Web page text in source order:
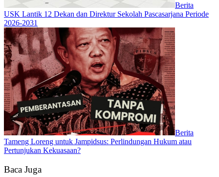
Berita
USK Lantik 12 Dekan dan Direktur Sekolah Pascasarjana Periode
2026-2031
Berita
Tameng Loreng untuk Jampidsus: Perlindungan Hukum atau
Pertunjukan Kekuasaan?
Baca Juga